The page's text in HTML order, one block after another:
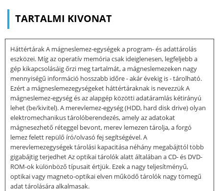
TARTALMI KIVONAT
Háttértárak A mágneslemez-egységek a program- és adattárolás
eszközei. Míg az operatív memória csak ideiglenesen, legfeljebb a
gép kikapcsolásáig őrzi meg tartalmát, a mágneslemezeken nagy
mennyiségű információ hosszabb időre - akár évekig is - tárolható.
Ezért a mágneslemezegységeket háttértáraknak is nevezzük A
mágneslemez-egység és az alapgép közötti adatáramlás kétirányú
lehet (be/kivitel). A merevlemez-egység (HDD, hard disk drive) olyan
elektromechanikus tárolóberendezés, amely az adatokat
mágnesezhető réteggel bevont, merev lemezen tárolja, a forgó
lemez felett repülő író/olvasó fej segítségével. A
merevlemezegységek tárolási kapacitása néhány megabájttól több
gigabájtig terjedhet Az optikai tárolók alatt általában a CD- és DVD-
ROM-ok különböző típusait értjük. Ezek a nagy teljesítményű,
optikai vagy magneto-optikai elven működő tárolók nagy tömegű
adat tárolására alkalmasak.